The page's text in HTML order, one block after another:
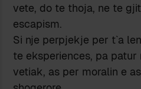
vete, do te thoja, ne te
escapism.
Si nje perpjekje per t`a
te eksperiences, pa
vetiak, as per moralin e